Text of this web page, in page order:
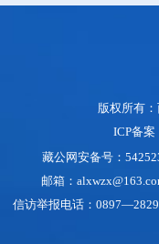
版权所有
ICP备案
藏公网安备号：
邮箱：
信访举报电话：